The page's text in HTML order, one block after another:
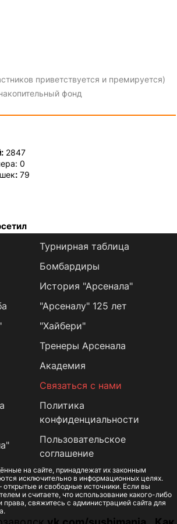
приветствуется и премируется)
фонд
2847
0
: 79
Турнирная таблица
Бомбардиры
История "Арсенала"
"Арсеналу" 125 лет
"Хайбери"
Тренеры Арсенала
Академия
Связаться с нами
Политика
конфиденциальности
Пользовательское
соглашение
на сайте, принадлежат их законным
исключительно в информационных целях.
открытые и свободные источники. Если вы
и считаете, что использование какого-либо
права, свяжитесь с администрацией сайта для